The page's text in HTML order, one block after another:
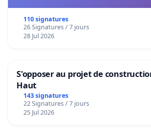
110 signatures
26 Signatures / 7 jours
28 Jul 2026
S'opposer au projet de
Haut
143 signatures
22 Signatures / 7 jours
25 Jul 2026